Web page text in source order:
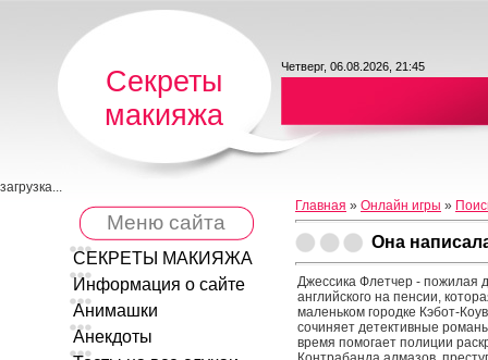
Секреты
макияжа
Четверг, 06.08.2026, 21:45
загрузка...
Меню сайта
СЕКРЕТЫ МАКИЯЖА
Информация о сайте
Анимашки
Анекдоты
Главная » Онлайн игры »
Она
Джессика Флетчер - пожилая
английского на пенсии,
маленьком городке Кэбот-
сочиняет детективные
время помогает полиции